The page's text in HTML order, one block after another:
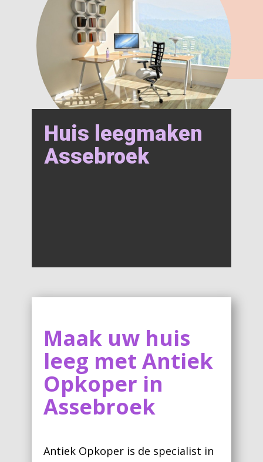
Huis leegmaken
Assebroek
Maak uw huis
leeg met Antiek
Opkoper in
Assebroek
Antiek Opkoper is de specialist in